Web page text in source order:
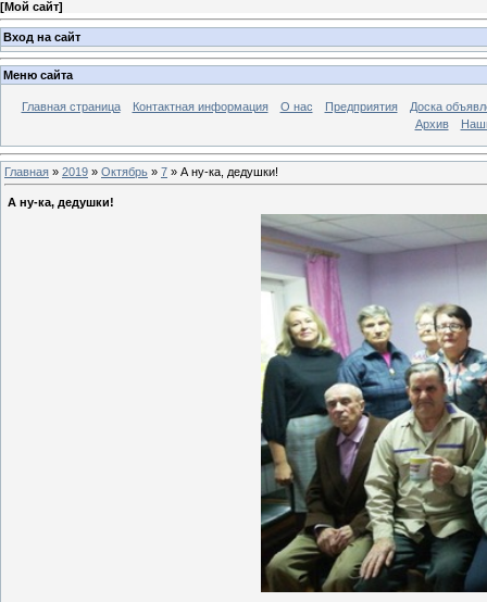
[Мой сайт]
Вход на сайт
Меню сайта
Главная страница Контактная информация О нас Предприятия
Доска
Архив
Главная » 2019 » Октябрь » 7 » А ну-ка, дедушки!
А ну-ка, дедушки!